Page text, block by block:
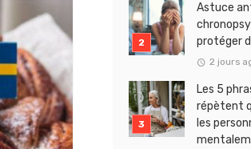
Astuce
protéger
2 jours
Les 5
répètent
les